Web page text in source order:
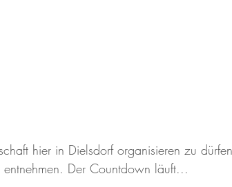
hier in Dielsdorf organisieren zu
Der Countdown läuft...